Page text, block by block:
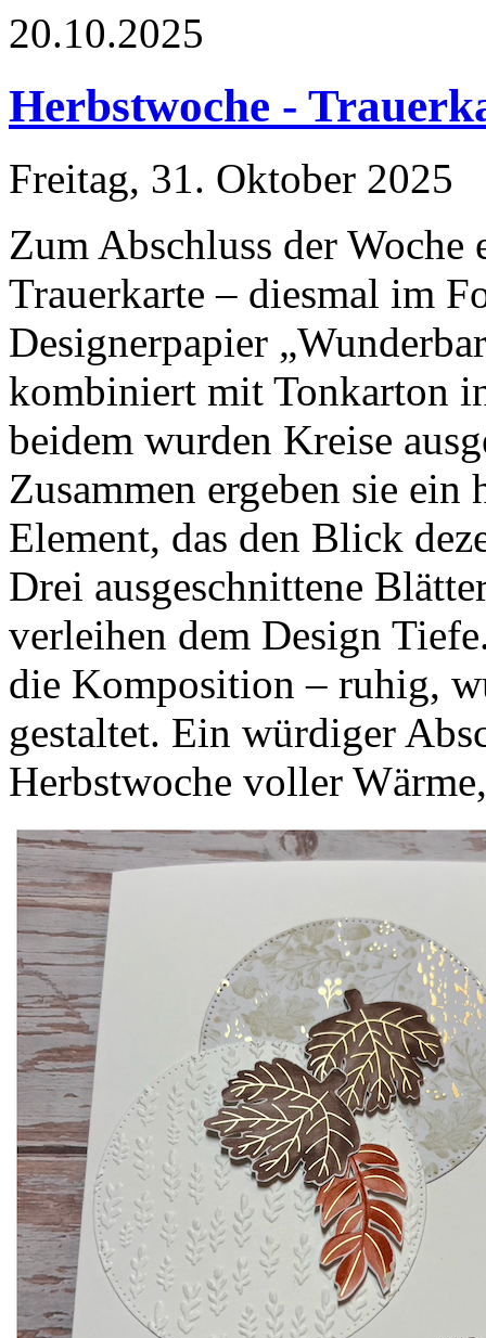
20.10.2025
Herbstwoche -
Freitag, 31. Oktober 2025
Zum Abschluss der Woche
Trauerkarte – diesmal im
Designerpapier
kombiniert mit Tonkarton
beidem wurden Kreise
Zusammen ergeben sie
Element, das den Blick
Drei ausgeschnittene
verleihen dem Design
die Komposition – ruhig,
gestaltet. Ein würdiger
Herbstwoche voller